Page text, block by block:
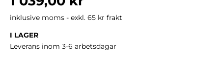
inklusive moms - exkl. 65 kr frakt
I LAGER
Leverans inom 3-6 arbetsdagar